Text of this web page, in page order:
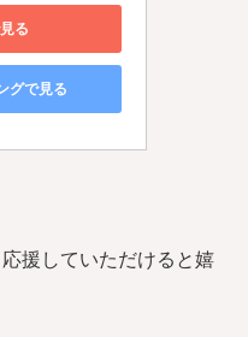
る
グで見る
援していただけると嬉